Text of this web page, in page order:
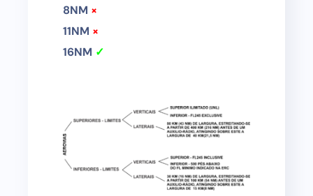
8NM ×
11NM ×
16NM ✓